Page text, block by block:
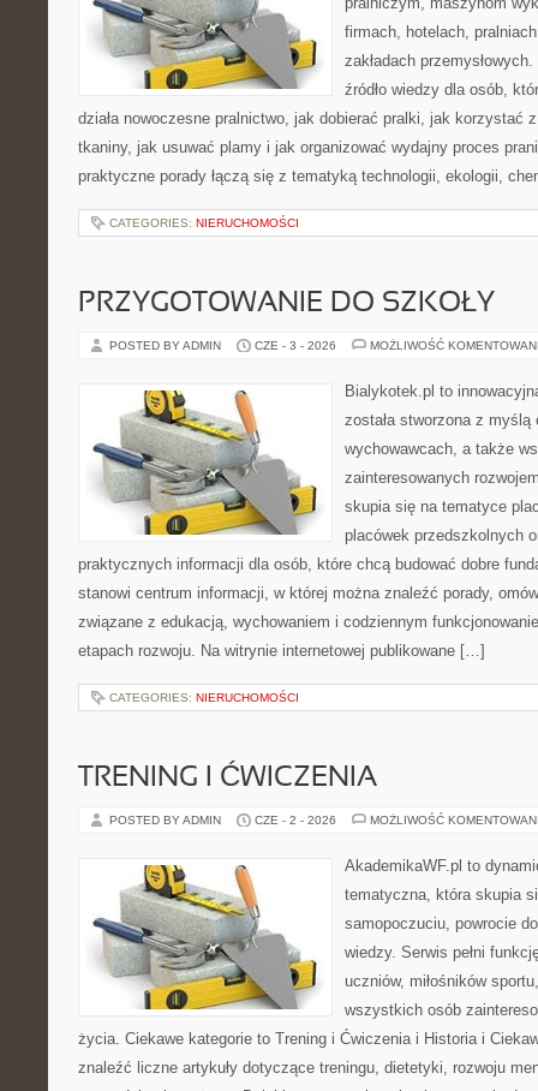
firmach, hotelach,
zakładach
źródło wiedzy dla osób,
działa nowoczesne pralnictwo, jak dobierać pralki, jak korzystać
tkaniny, jak usuwać plamy i jak organizować wydajny proces
praktyczne porady łączą się z tematyką technologii, ekologii,
CATEGORIES: NIERUCHOMOŚCI
PRZYGOTOWANIE DO SZKOŁY
POSTED BY ADMIN CZE - 3 - 2026 MOŻLIWOŚĆ
Bialykotek.pl to
została stworzona z myślą
wychowawcach, a także
zainteresowanych
skupia się na tematyce
placówek przedszkolnych
praktycznych informacji dla osób, które chcą budować dobre
stanowi centrum informacji, w której można znaleźć porady,
związane z edukacją, wychowaniem i codziennym
etapach rozwoju. Na witrynie internetowej publikowane […]
CATEGORIES: NIERUCHOMOŚCI
TRENING I ĆWICZENIA
POSTED BY ADMIN CZE - 2 - 2026 MOŻLIWOŚĆ
AkademikaWF.pl to
tematyczna, która skupia
samopoczuciu, powrocie
wiedzy. Serwis pełni
uczniów, miłośników
wszystkich osób
życia. Ciekawe kategorie to Trening i Ćwiczenia i Historia i
znaleźć liczne artykuły dotyczące treningu, dietetyki, rozwoju